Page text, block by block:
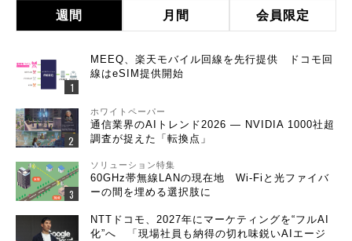
週間 月間 会員限定
MEEQ、楽天モバイル回線を先行提供 ドコモ回
線はeSIM提供開始
ホワイトペーパー
通信業界のAIトレンド2026 ― NVIDIA 1000社超
調査が捉えた「転換点」
ソリューション特集
60GHz帯無線LANの現在地 Wi-Fiと光ファイバ
ーの間を埋める選択肢に
NTTドコモ、2027年にマーケティングを“フルAI
化”へ 「現場社員も納得の切れ味鋭いAIエージ